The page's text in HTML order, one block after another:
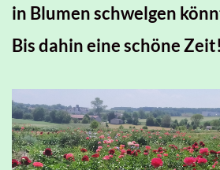
in Blumen schwelgen
Bis dahin eine schöne Zeit!